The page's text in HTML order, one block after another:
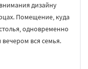
дизайну
Помещение, куда
одновременно
вся семья.